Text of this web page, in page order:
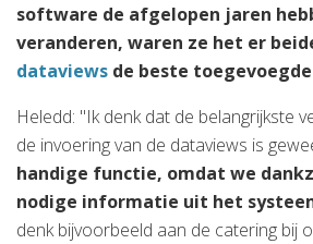
software de afgelopen jaren
veranderen, waren ze het er
dataviews de beste
Heledd: "Ik denk dat de belangrijkste
de invoering van de dataviews is
handige functie, omdat we
nodige informatie uit het
denk bijvoorbeeld aan de catering bij